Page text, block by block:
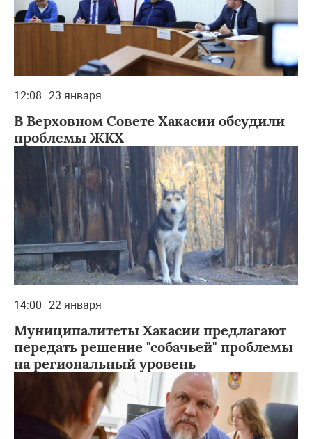
12:08 23 января
В Верховном Совете Хакасии обсудили
проблемы ЖКХ
14:00 22 января
Муниципалитеты Хакасии предлагают
передать решение "собачьей" проблемы
на региональный уровень